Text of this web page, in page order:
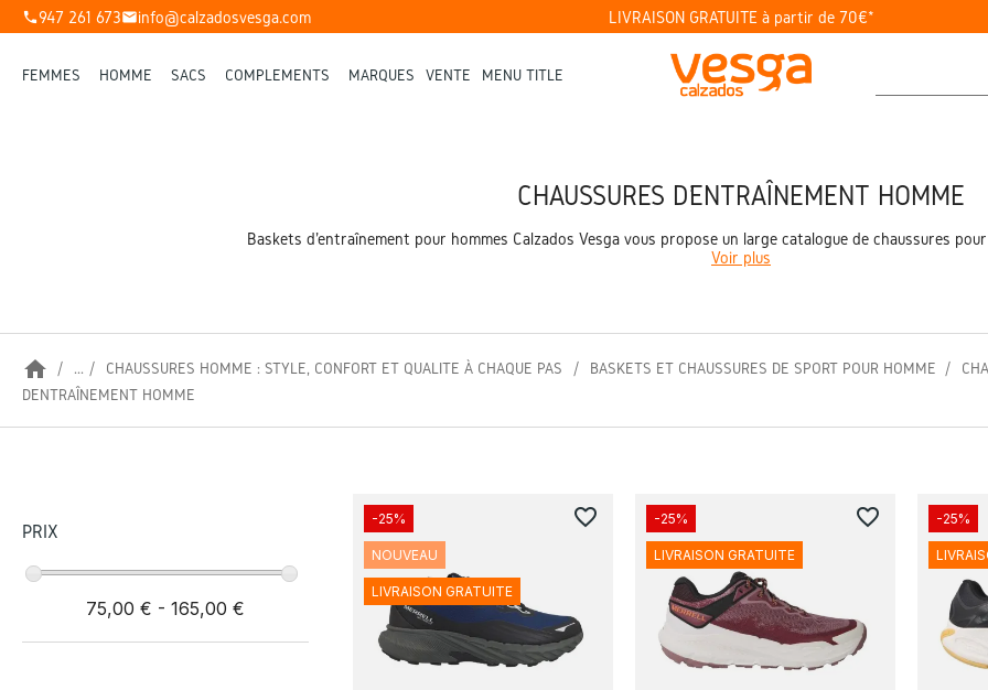
phone947 261 673mailinfo@calzadosvesga.com LIVRAISON GRATUITE à partir de 70€*
FEMMES HOMME SACS COMPLÉMENTS MARQUES VENTE MENU TITLE
CHAUSSURES D’ENTRAÎNEMENT HOMME
Baskets d'entraînement pour hommes Calzados Vesga vous propose un large catalogue de chaussures
Voir plus
home ... CHAUSSURES HOMME : STYLE, CONFORT ET QUALITÉ À CHAQUE PAS BASKETS ET CHAUSSURES DE SPORT POUR HOMME
D’ENTRAÎNEMENT HOMME
PRIX
75,00 € - 165,00 €
-25%
NOUVEAU
LIVRAISON GRATUITE
favorite_border -25%
LIVRAISON GRATUITE
favorite_border -25%